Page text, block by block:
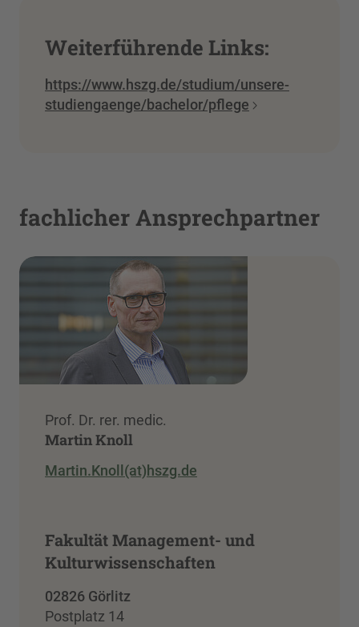
Weiterführende Links:
https://www.hszg.de/studium/unsere-
studiengaenge/bachelor/pflege
fachlicher Ansprechpartner
Prof. Dr. rer. medic.
Martin Knoll
Martin.Knoll(at)hszg.de
Fakultät Management- und
Kulturwissenschaften
02826 Görlitz
Postplatz 14